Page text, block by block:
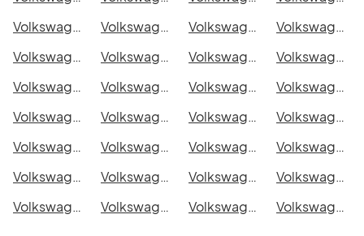
Volkswagen Arteon eHybrid Shooting Brake i Eskilstuna
Volkswagen Arteon eHybrid Shooting Brake i Kalmar Volkswagen Arteon eHybrid Shooting Brake i Karlskrona
Volkswagen Arteon eHybrid Shooting Brake i Karlstad
Volkswagen Arteon eHybrid Shooting Brake i Kristianstad
Volkswagen Arteon eHybrid Shooting Brake i Sundsvall Volkswagen Arteon eHybrid Shooting Brake i Umeå
Volkswagen Arteon eHybrid Shooting Brake i Varberg
Volkswagen Arteon eHybrid Shooting Brake i Borås
Volkswagen Arteon eHybrid Shooting Brake i Falkenberg Volkswagen Arteon eHybrid Shooting Brake i Gävle
Volkswagen Arteon eHybrid Shooting Brake i Luleå
Volkswagen Arteon eHybrid Shooting Brake i Lund
Volkswagen Arteon eHybrid Shooting Brake i Mönsterås Volkswagen Arteon eHybrid Shooting Brake i Uddevalla
Volkswagen Arteon eHybrid Shooting Brake i Västervik
Volkswagen Arteon eHybrid Shooting Brake i Ystad
Volkswagen Arteon eHybrid Shooting Brake i Östersund Volkswagen Arteon eHybrid Shooting Brake i Borlänge
Volkswagen Arteon eHybrid Shooting Brake i Kiruna
Volkswagen Arteon eHybrid Shooting Brake i Nyköping
Volkswagen Arteon eHybrid Shooting Brake i Oskarshamn Volkswagen Arteon eHybrid Shooting Brake i Sigtuna
Volkswagen Arteon eHybrid Shooting Brake i Skellefteå
Volkswagen Arteon eHybrid Shooting Brake i Skövde
Volkswagen Arteon eHybrid Shooting Brake i Trollhättan Volkswagen Arteon eHybrid Shooting Brake i Alingsås Volkswagen Arteon eHybrid Shooting Brake i Båstad